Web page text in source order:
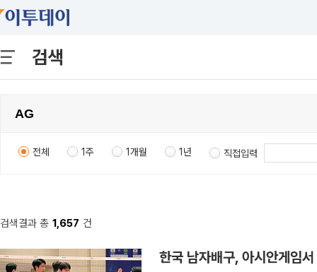
검색
전체 1주 1개월 1년 직접입력
검색결과 총 1,657 건
한국 남자배구, 아시안게임